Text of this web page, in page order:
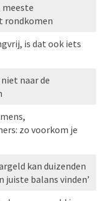
meeste
rondkomen
is dat ook iets
naar de
zo voorkom je
kan duizenden
juiste balans vinden’